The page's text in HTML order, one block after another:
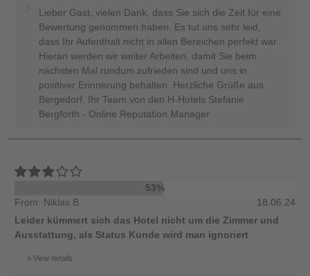
Lieber Gast, vielen Dank, dass Sie sich die Zeit für eine
Bewertung genommen haben. Es tut uns sehr leid,
dass Ihr Aufenthalt nicht in allen Bereichen perfekt war.
Hieran werden wir weiter Arbeiten, damit Sie beim
nächsten Mal rundum zufrieden sind und uns in
positiver Erinnerung behalten. Herzliche Grüße aus
Bergedorf, Ihr Team von den H-Hotels Stefanie
Bergforth - Online Reputation Manager
53%
From: Niklas B.
18.06.24
Leider kümmert sich das Hotel nicht um die Zimmer und
Ausstattung, als Status Kunde wird man ignoriert
View details